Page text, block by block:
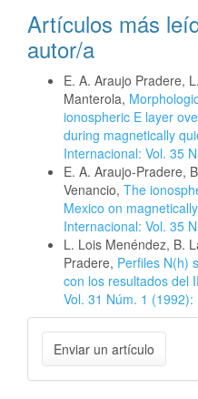
Artículos más
autor/a
E. A. Araujo Pradere,
Manterola,
ionospheric E layer
during magnetically
Internacional: Vol. 35
E. A. Araujo-Pradere,
Venancio, The
Mexico on
Internacional: Vol. 35
L. Lois Menéndez, B.
Pradere, Perfiles N(h)
con los resultados del
Vol. 31 Núm. 1
Enviar
unEnviar un artículo